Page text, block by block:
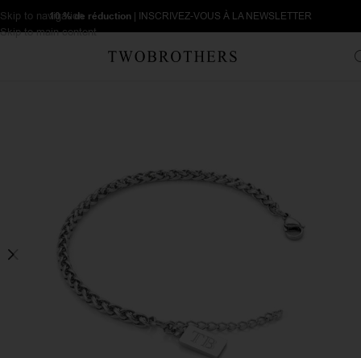
Skip to navigation
Skip to main content
10 % de réduction | INSCRIVEZ-VOUS À LA NEWSLETTER
Bracelets pour femme